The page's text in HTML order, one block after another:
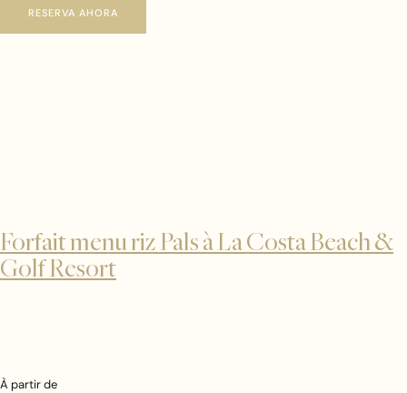
RESERVA AHORA
Forfait menu riz Pals à La Costa Beach &
Golf Resort
À partir de